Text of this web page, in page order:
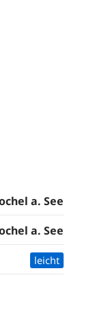
a. See
a. See
leicht